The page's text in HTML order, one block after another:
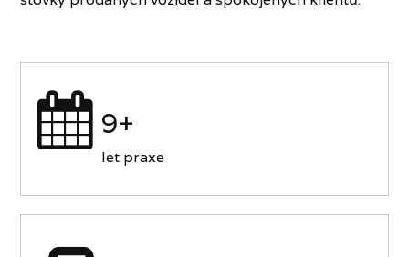
9+
let praxe